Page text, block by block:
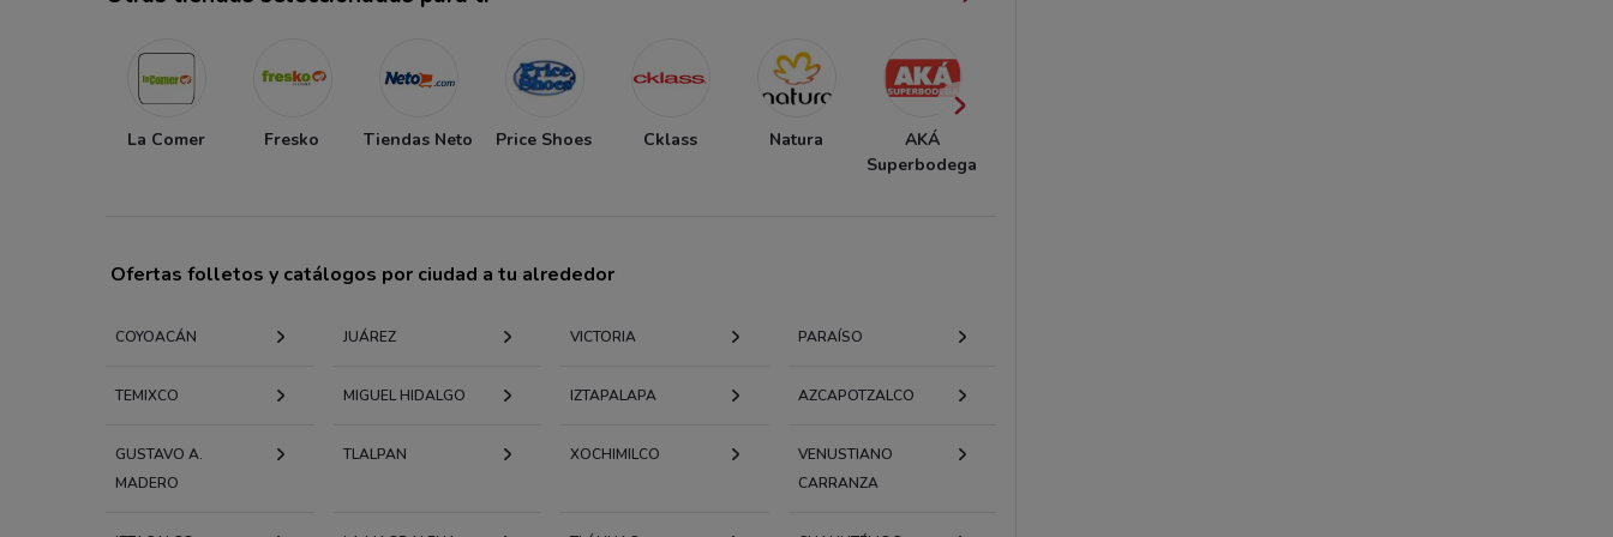
La Comer Fresko Tiendas Neto Price Shoes Cklass Natura
AKÁ
Superbodega
Ofertas folletos y catálogos por ciudad a tu alrededor
COYOACÁN JUÁREZ VICTORIA PARAÍSO
TEMIXCO MIGUEL HIDALGO IZTAPALAPA AZCAPOTZALCO
GUSTAVO A.
MADERO
TLALPAN XOCHIMILCO
VENUSTIANO
CARRANZA